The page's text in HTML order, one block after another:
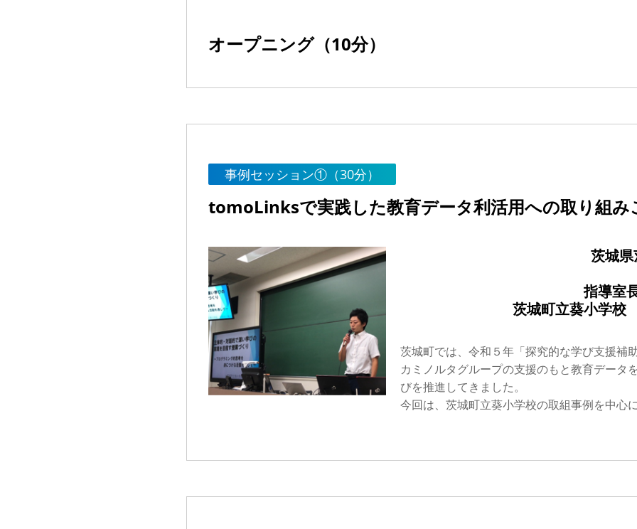
オープニング（10分）
事例セッション①（30分）
tomoLinksで実践した教育データ利活用への取り組
茨城
指導室
茨城町立葵小学
茨城町では、令和５年「探究的な学び支援補
カミノルタグループの支援のもと教育データ
びを推進してきました。
今回は、茨城町立葵小学校の取組事例を中心